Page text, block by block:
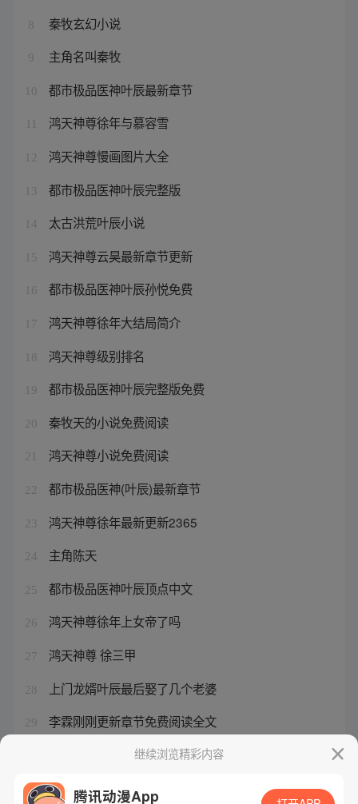
8 秦牧玄幻小说
9 主角名叫秦牧
10 都市极品医神叶辰最新章节
鸿天神尊徐年与慕容雪
12 鸿天神尊慢画图片大全
13 都市极品医神叶辰完整版
14 太古洪荒叶辰小说
15 鸿天神尊云昊最新章节更新
16 都市极品医神叶辰孙悦免费
17 鸿天神尊徐年大结局简介
18 鸿天神尊级别排名
19 都市极品医神叶辰完整版免费
20 秦牧天的小说免费阅读
21 鸿天神尊小说免费阅读
22 都市极品医神(叶辰)最新章节
23 鸿天神尊徐年最新更新2365
24 主角陈天
25 都市极品医神叶辰顶点中文
26 鸿天神尊徐年上女帝了吗
27 鸿天神尊 徐三甲
28 上门龙婿叶辰最后娶了几个老婆
29 李霖刚刚更新章节免费阅读全文
李霖刚刚更新最新章节目录
继续浏览精彩内容
腾讯动漫App